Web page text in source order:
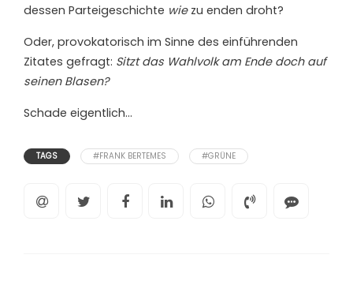
dessen Parteigeschichte wiezu enden droht?
Oder, provokatorisch im Sinne des einführenden
Zitates gefragt: Sitzt das Wahlvolk am Ende doch auf
seinen Blasen?
Schade eigentlich…
TAGS #FRANK BERTEMES #GRÜNE